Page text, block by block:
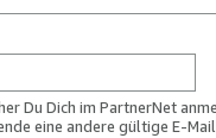
Du Dich im PartnerNet
eine andere gültige E-